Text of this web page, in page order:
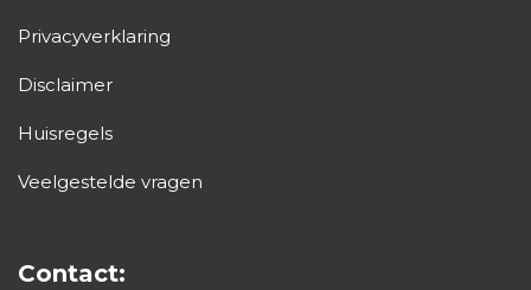
Privacyverklaring
Disclaimer
Huisregels
Veelgestelde vragen
Contact: